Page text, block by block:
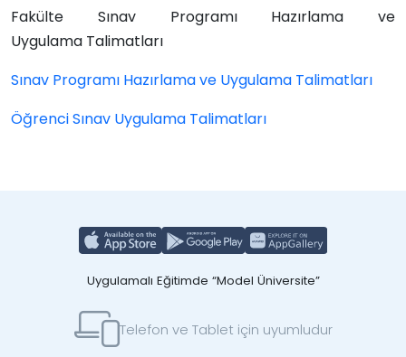
Fakülte Sınav Programı Hazırlama ve
Uygulama Talimatları
Sınav Programı Hazırlama ve Uygulama Talimatları
Öğrenci Sınav Uygulama Talimatları
Uygulamalı Eğitimde “Model Üniversite”
Telefon ve Tablet için uyumludur